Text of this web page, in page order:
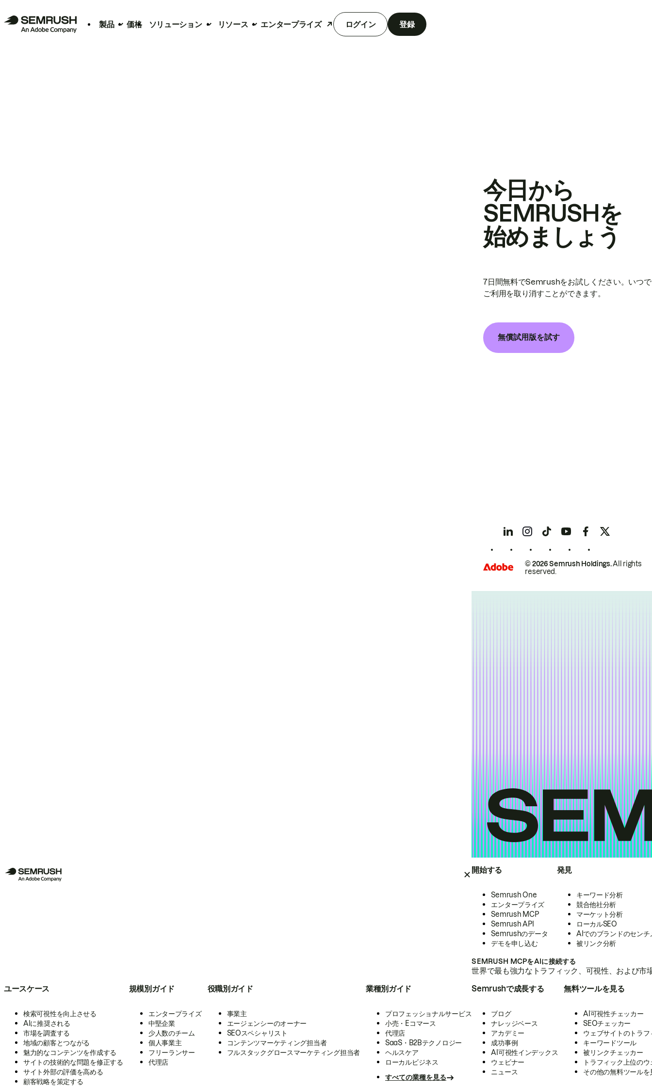
製品 価格 ソリューション リソース エンタープライズ ログイン 登録
開始する
Semrush One
エンタープライズ
Semrush MCP
Semrush API
Semrushのデータ
デモを申し込む
発見
キーワード分析
競合他社分析
マーケット分析
ローカルSEO
AIでのブランドのセンチ
被リンク分析
SEMRUSH MCPをAIに接続する
世界で最も強力なトラフィック、可視性、および
ユースケース
検索可視性を向上させる
AIに推奨される
市場を調査する
地域の顧客とつながる
魅力的なコンテンツを作成する
サイトの技術的な問題を修正する
サイト外部の評価を高める
顧客戦略を策定する
規模別ガイド
エンタープライズ
中堅企業
少人数のチーム
個人事業主
フリーランサー
代理店
役職別ガイド
事業主
エージェンシーのオーナー
SEOスペシャリスト
コンテンツマーケティング担当者
フルスタックグロースマーケティング担当者
業種別ガイド
プロフェッショナルサービス
小売・Eコマース
代理店
SaaS・B2Bテクノロジー
ヘルスケア
ローカルビジネス
すべての業種を見る
Semrushで成長する
ブログ
ナレッジベース
アカデミー
成功事例
AI可視性インデックス
ウェビナー
ニュース
無料ツールを見る
AI可視性チェッカー
SEOチェッカー
ウェブサイトのトラ
キーワードツール
被リンクチェッカー
トラフィック上位の
その他の無料ツールを
今日から
SEMRUSHを
始めましょう
7日間無料でSemrushをお試しください。いつ
ご利用を取り消すことができます。
無償試用版を試す
© 2026 Semrush Holdings.All rights
reserved.